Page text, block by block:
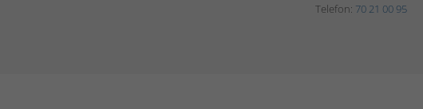
Telefon: 70 21 00 95